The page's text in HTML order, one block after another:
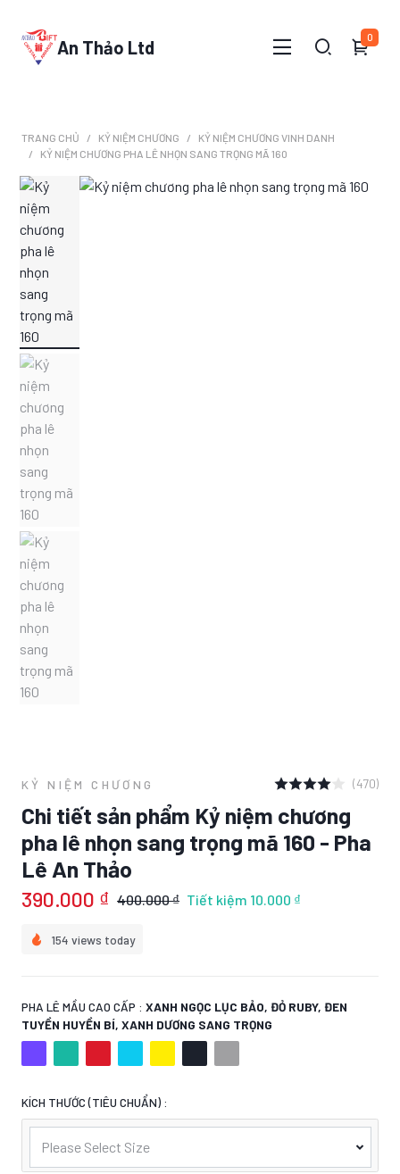
An Thảo Ltd 0
TRANG CHỦ KỶ NIỆM CHƯƠNG
KỶ NIỆM CHƯƠNG VINH DANH
KỶ NIỆM CHƯƠNG PHA LÊ NHỌN SANG TRỌNG MÃ 160
KỶ NIỆM CHƯƠNG (470)
Chi tiết sản phẩm Kỷ niệm chương
pha lê nhọn sang trọng mã 160 - Pha
Lê An Thảo
390.000 ₫ 400.000 ₫ Tiết kiệm 10.000 ₫
154 views today
PHA LÊ MẦU CAO CẤP : XANH NGỌC LỤC BẢO, ĐỎ RUBY, ĐEN
TUYỀN HUYỀN BÍ, XANH DƯƠNG SANG TRỌNG
KÍCH THƯỚC (TIÊU CHUẨN) :
Please Select Size